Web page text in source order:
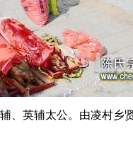
英辅太公。由凌村乡